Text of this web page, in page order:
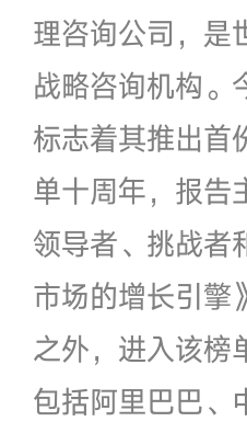
理咨询公司，是
战略咨询机构。
标志着其推出首
单十周年，报告
领导者、挑战者
市场的增长引擎
之外，进入该榜
包括阿里巴巴、